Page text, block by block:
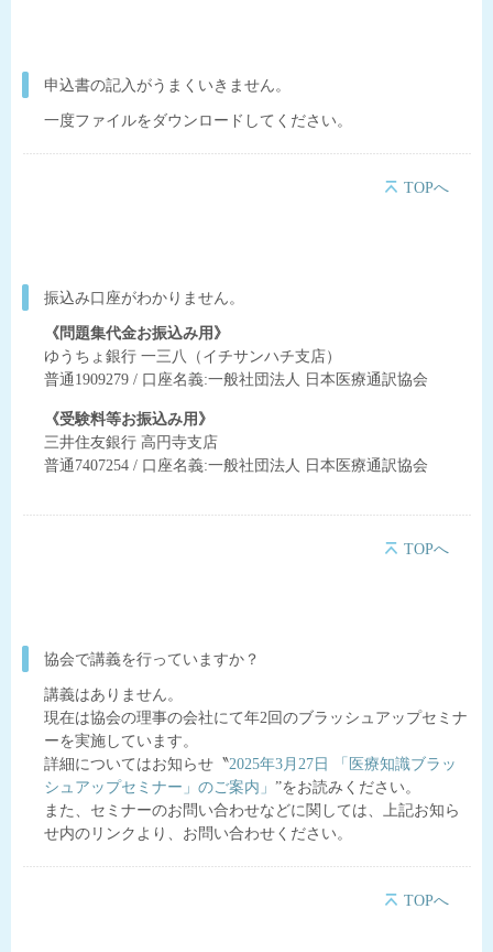
申込書の記入がうまくいきません。
一度ファイルをダウンロードしてください。
TOPへ
振込み口座がわかりません。
《問題集代金お振込み用》
ゆうちょ銀行 一三八（イチサンハチ支店）
普通1909279 / 口座名義:一般社団法人 日本医療通訳協会
《受験料等お振込み用》
三井住友銀行 高円寺支店
普通7407254 / 口座名義:一般社団法人 日本医療通訳協会
TOPへ
協会で講義を行っていますか？
講義はありません。
現在は協会の理事の会社にて年2回のブラッシュアップセミナ
ーを実施しています。
詳細についてはお知らせ〝2025年3月27日 「医療知識ブラッ
シュアップセミナー」のご案内」 ”をお読みください。
また、セミナーのお問い合わせなどに関しては、上記お知ら
せ内のリンクより、お問い合わせください。
TOPへ